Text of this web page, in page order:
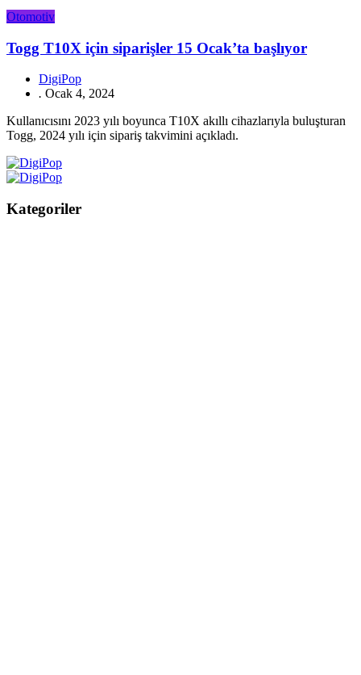
Otomotiv
Togg T10X için siparişler 15 Ocak’ta başlıyor
DigiPop
. Ocak 4, 2024
Kullanıcısını 2023 yılı boyunca T10X akıllı cihazlarıyla buluşturan
Togg, 2024 yılı için sipariş takvimini açıkladı.
Kategoriler